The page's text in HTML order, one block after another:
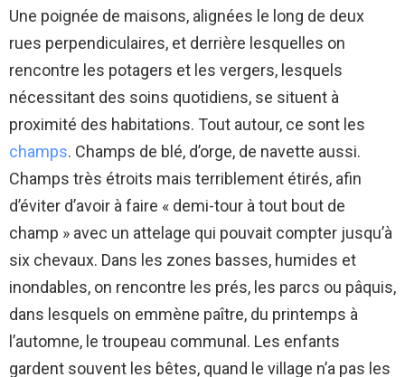
Une poignée de maisons, alignées le long de deux
rues perpendiculaires, et derrière lesquelles on
rencontre les potagers et les vergers, lesquels
nécessitant des soins quotidiens, se situent à
proximité des habitations. Tout autour, ce sont les
champs. Champs de blé, d’orge, de navette aussi.
Champs très étroits mais terriblement étirés, afin
d’éviter d’avoir à faire « demi-tour à tout bout de
champ » avec un attelage qui pouvait compter jusqu’à
six chevaux. Dans les zones basses, humides et
inondables, on rencontre les prés, les parcs ou pâquis,
dans lesquels on emmène paître, du printemps à
l’automne, le troupeau communal. Les enfants
gardent souvent les bêtes, quand le village n’a pas les